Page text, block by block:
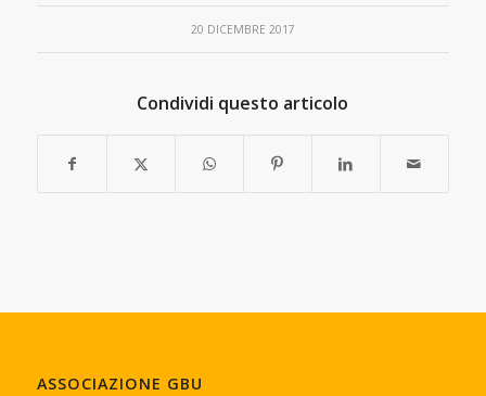
20 DICEMBRE 2017
Condividi questo articolo
ASSOCIAZIONE GBU